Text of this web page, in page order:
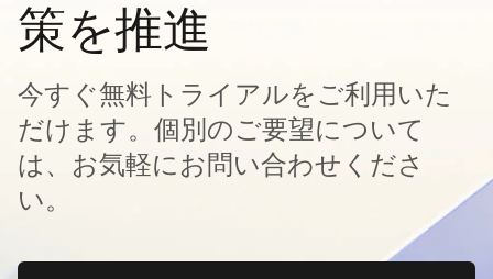
策を推進
今すぐ無料トライアルをご利用いた
だけます。個別のご要望について
は、お気軽にお問い合わせくださ
い。